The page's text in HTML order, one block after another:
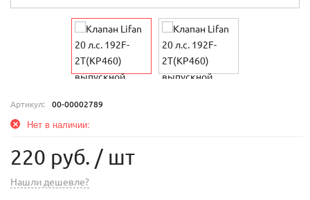
Артикул: 00-00002789
Нет в наличии:
220 руб. / шт
Нашли дешевле?